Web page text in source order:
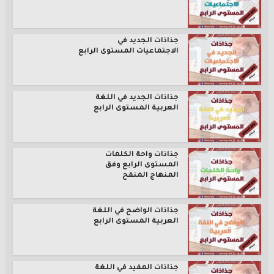
جذاذات الجديد في
الاجتماعيات المستوى الرابع
جذاذات الجديد في اللغة
العربية المستوى الرابع
جذاذات واحة الكلمات
المستوى الرابع وفق
المنهاج المنقح
جذاذات الواضح في اللغة
العربية المستوى الرابع
جذاذات المفيد في اللغة